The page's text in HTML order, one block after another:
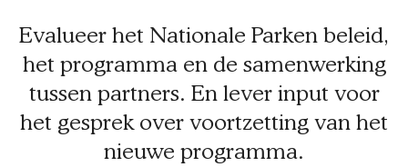
Evalueer het Nationale Parken beleid,
het programma en de samenwerking
tussen partners. En lever input voor
het gesprek over voortzetting van het
nieuwe programma.